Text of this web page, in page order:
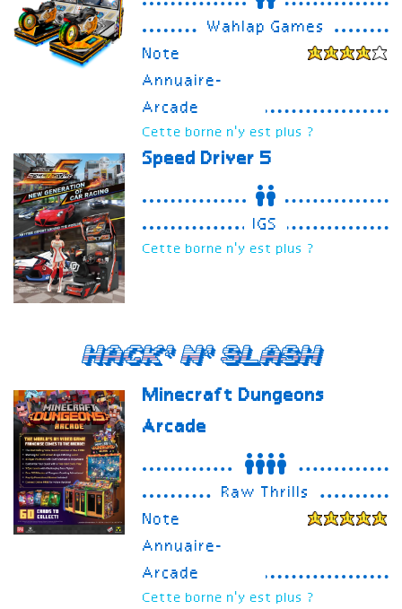
Wahlap Games
Note
Annuaire-
Arcade
Cette borne n'y est plus ?
Speed Driver 5
IGS
Cette borne n'y est plus ?
Hack'n'Slash
Minecraft Dungeons
Arcade
Raw Thrills
Note
Annuaire-
Arcade
Cette borne n'y est plus ?